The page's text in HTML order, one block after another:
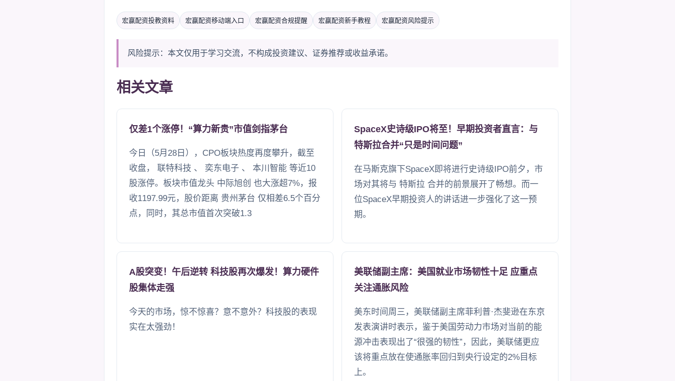
宏赢配资投教资料 宏赢配资移动端入口 宏赢配资合规提醒 宏赢配资新手教程 宏赢配资风险提示
风险提示：本文仅用于学习交流，不构成投资建议、证券推荐或收益承诺。
相关文章
仅差1个涨停！“算力新贵”市值剑指茅台
今日（5月28日），CPO板块热度再度攀升，截至
收盘， 联特科技 、 奕东电子 、 本川智能 等近10
股涨停。板块市值龙头 中际旭创 也大涨超7%，报
收1197.99元，股价距离 贵州茅台 仅相差6.5个百分
点，同时，其总市值首次突破1.3
SpaceX史诗级IPO将至！早期投资者直言：与
特斯拉合并“只是时间问题”
在马斯克旗下SpaceX即将进行史诗级IPO前夕，市
场对其将与 特斯拉 合并的前景展开了畅想。而一
位SpaceX早期投资人的讲话进一步强化了这一预
期。
A股突变！午后逆转 科技股再次爆发！算力硬件
股集体走强
今天的市场，惊不惊喜？意不意外？科技股的表现
实在太强劲！
美联储副主席：美国就业市场韧性十足 应重点
关注通胀风险
美东时间周三，美联储副主席菲利普·杰斐逊在东京
发表演讲时表示，鉴于美国劳动力市场对当前的能
源冲击表现出了“很强的韧性”，因此，美联储更应
该将重点放在使通胀率回归到央行设定的2%目标
上。